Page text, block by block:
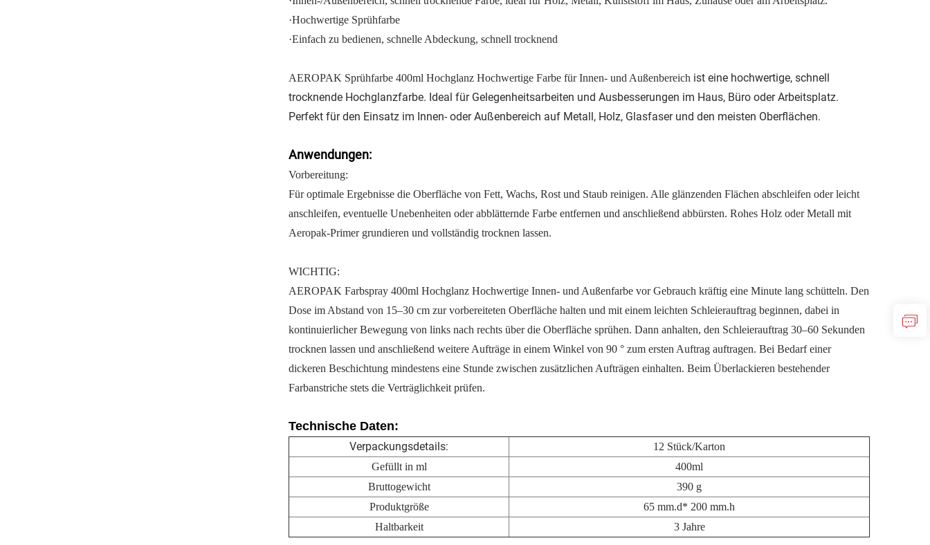
·Hochwertige Sprühfarbe
·Einfach zu bedienen, schnelle Abdeckung, schnell trocknend
AEROPAK Sprühfarbe 400ml Hochglanz Hochwertige Farbe für Innen- und Außenbereich ist eine hochwertige, schnell
trocknende Hochglanzfarbe. Ideal für Gelegenheitsarbeiten und Ausbesserungen im Haus, Büro oder Arbeitsplatz.
Perfekt für den Einsatz im Innen- oder Außenbereich auf Metall, Holz, Glasfaser und den meisten Oberflächen.
Anwendungen:
Vorbereitung:
Für optimale Ergebnisse die Oberfläche von Fett, Wachs, Rost und Staub reinigen. Alle glänzenden Flächen abschleifen oder leicht
anschleifen, eventuelle Unebenheiten oder abblätternde Farbe entfernen und anschließend abbürsten. Rohes Holz oder Metall mit
Aeropak-Primer grundieren und vollständig trocknen lassen.
WICHTIG:
AEROPAK Farbspray 400ml Hochglanz Hochwertige Innen- und Außenfarbe vor Gebrauch kräftig eine Minute lang schütteln. Den
Dose im Abstand von 15–30 cm zur vorbereiteten Oberfläche halten und mit einem leichten Schleierauftrag beginnen, dabei in
kontinuierlicher Bewegung von links nach rechts über die Oberfläche sprühen. Dann anhalten, den Schleierauftrag 30–60 Sekunden
trocknen lassen und anschließend weitere Aufträge in einem Winkel von 90 ° zum ersten Auftrag auftragen. Bei Bedarf einer
dickeren Beschichtung mindestens eine Stunde zwischen zusätzlichen Aufträgen einhalten. Beim Überlackieren bestehender
Farbanstriche stets die Verträglichkeit prüfen.
Technische Daten:
Verpackungsdetails:
12 Stück/Karton
Gefüllt in ml
400ml
Bruttogewicht
390 g
Produktgröße
65 mm.d* 200 mm.h
Haltbarkeit
3 Jahre